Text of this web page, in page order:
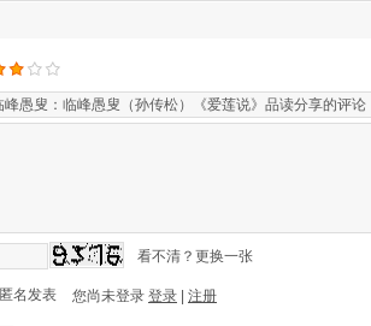
看不清？更换一张
匿名发表 您尚未登录 登录 注册